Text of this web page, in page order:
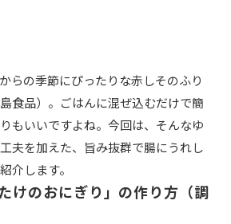
らの季節にぴったりな赤しそのふり
食品）。ごはんに混ぜ込むだけで簡
もいいですよね。今回は、そんなゆ
夫を加えた、旨み抜群で腸にうれし
介します。
けのおにぎり」の作り方（調